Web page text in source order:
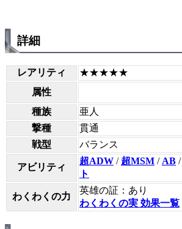
詳細
レアリティ
★★★★★
属性
種族
亜人
撃種
貫通
戦型
バランス
アビリティ
超ADW / 超MSM /AB /
ト
わくわくの力
英雄の証：あり
わくわくの実 効果一覧